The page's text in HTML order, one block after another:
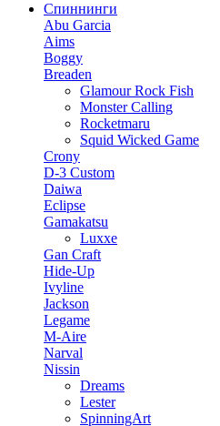
Спиннинги
Abu Garcia
Aims
Boggy
Breaden
Glamour Rock Fish
Monster Calling
Rocketmaru
Squid Wicked Game
Crony
D-3 Custom
Daiwa
Eclipse
Gamakatsu
Luxxe
Gan Craft
Hide-Up
Ivyline
Jackson
Legame
M-Aire
Narval
Nissin
Dreams
Lester
SpinningArt